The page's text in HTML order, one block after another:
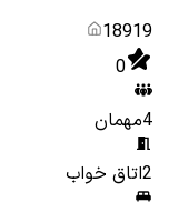
18919
0
4مهمان
2اتاق خواب